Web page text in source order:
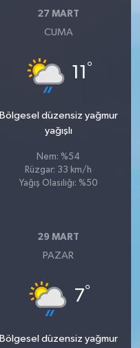
27 MART
CUMA
11 °
Bölgesel düzensiz yağmur
yağışlı
Nem: %54
Rüzgar: 33 km/h
Yağış Olasılığı: %50
29 MART
PAZAR
7°
Bölgesel düzensiz yağmur